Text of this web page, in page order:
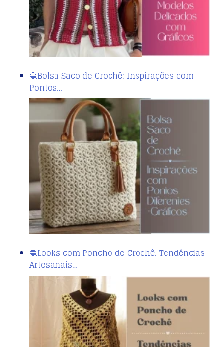
🧶Bolsa Saco de Crochê: Inspirações com
Pontos…
🧶Looks com Poncho de Crochê: Tendências
Artesanais…